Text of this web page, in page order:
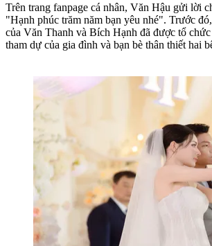
Trên trang fanpage cá nhân, Văn Hậu gửi lời
"Hạnh phúc trăm năm bạn yêu nhé". Trước
của Văn Thanh và Bích Hạnh đã được tổ
tham dự của gia đình và bạn bè thân thiết hai